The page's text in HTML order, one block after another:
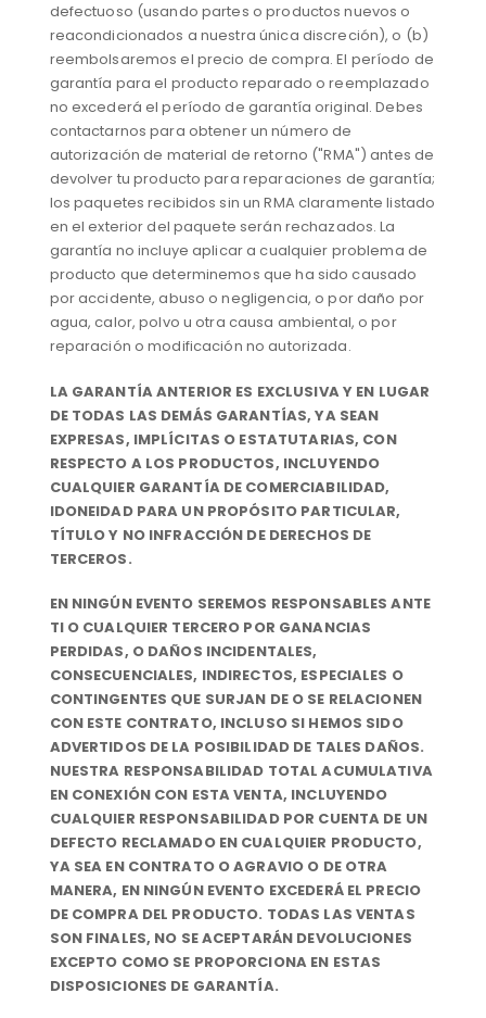
defectuoso (usando partes o productos nuevos o
reacondicionados a nuestra única discreción), o (b)
reembolsaremos el precio de compra. El período de
garantía para el producto reparado o reemplazado
no excederá el período de garantía original. Debes
contactarnos para obtener un número de
autorización de material de retorno ("RMA") antes de
devolver tu producto para reparaciones de garantía;
los paquetes recibidos sin un RMA claramente listado
en el exterior del paquete serán rechazados. La
garantía no incluye aplicar a cualquier problema de
producto que determinemos que ha sido causado
por accidente, abuso o negligencia, o por daño por
agua, calor, polvo u otra causa ambiental, o por
reparación o modificación no autorizada.
LA GARANTÍA ANTERIOR ES EXCLUSIVA Y EN LUGAR
DE TODAS LAS DEMÁS GARANTÍAS, YA SEAN
EXPRESAS, IMPLÍCITAS O ESTATUTARIAS, CON
RESPECTO A LOS PRODUCTOS, INCLUYENDO
CUALQUIER GARANTÍA DE COMERCIABILIDAD,
IDONEIDAD PARA UN PROPÓSITO PARTICULAR,
TÍTULO Y NO INFRACCIÓN DE DERECHOS DE
TERCEROS.
EN NINGÚN EVENTO SEREMOS RESPONSABLES ANTE
TI O CUALQUIER TERCERO POR GANANCIAS
PERDIDAS, O DAÑOS INCIDENTALES,
CONSECUENCIALES, INDIRECTOS, ESPECIALES O
CONTINGENTES QUE SURJAN DE O SE RELACIONEN
CON ESTE CONTRATO, INCLUSO SI HEMOS SIDO
ADVERTIDOS DE LA POSIBILIDAD DE TALES DAÑOS.
NUESTRA RESPONSABILIDAD TOTAL ACUMULATIVA
EN CONEXIÓN CON ESTA VENTA, INCLUYENDO
CUALQUIER RESPONSABILIDAD POR CUENTA DE UN
DEFECTO RECLAMADO EN CUALQUIER PRODUCTO,
YA SEA EN CONTRATO O AGRAVIO O DE OTRA
MANERA, EN NINGÚN EVENTO EXCEDERÁ EL PRECIO
DE COMPRA DEL PRODUCTO. TODAS LAS VENTAS
SON FINALES, NO SE ACEPTARÁN DEVOLUCIONES
EXCEPTO COMO SE PROPORCIONA EN ESTAS
DISPOSICIONES DE GARANTÍA.